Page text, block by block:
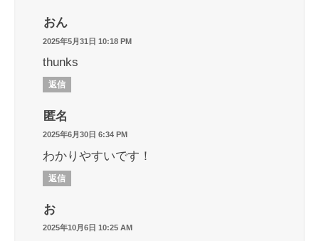
おん
2025年5月31日 10:18 PM
thunks
返信
匿名
2025年6月30日 6:34 PM
わかりやすいです！
返信
お
2025年10月6日 10:25 AM